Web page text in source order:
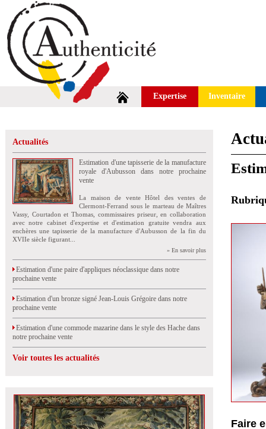
Expertise Inventaire
Actualités
Estimation d'une tapisserie de la manufacture
royale d'Aubusson dans notre prochaine
vente
La maison de vente Hôtel des ventes de
Clermont-Ferrand sous le marteau de Maîtres
Vassy, Courtadon et Thomas, commissaires priseur, en collaboration
avec notre cabinet d'expertise et d'estimation gratuite vendra aux
enchères une tapisserie de la manufacture d'Aubusson de la fin du
XVIIe siècle figurant...
» En savoir plus
Estimation d'une paire d'appliques néoclassique dans notre
prochaine vente
Estimation d'un bronze signé Jean-Louis Grégoire dans notre
prochaine vente
Estimation d'une commode mazarine dans le style des Hache dans
notre prochaine vente
Voir toutes les actualités
Faire